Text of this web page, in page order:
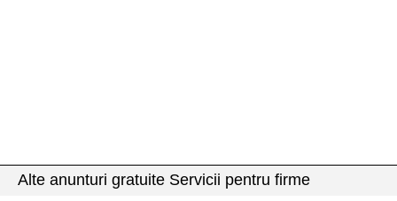
Alte anunturi gratuite Servicii pentru firme